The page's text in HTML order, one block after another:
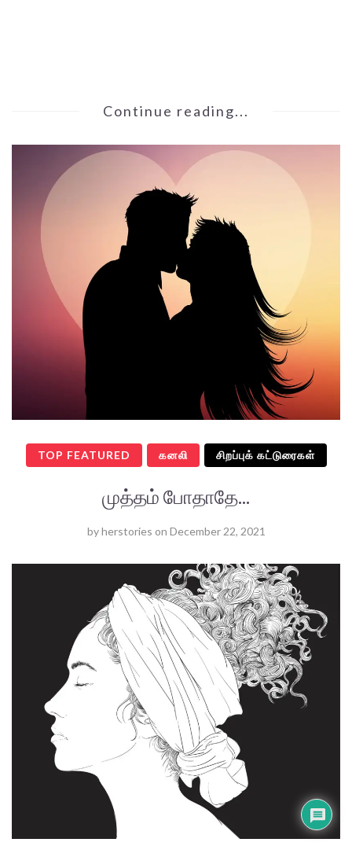
Continue reading...
TOP FEATURED கனலி சிறப்புக் கட்டுரைகள்
முத்தம் போதாதே...
byherstories on December 22, 2021